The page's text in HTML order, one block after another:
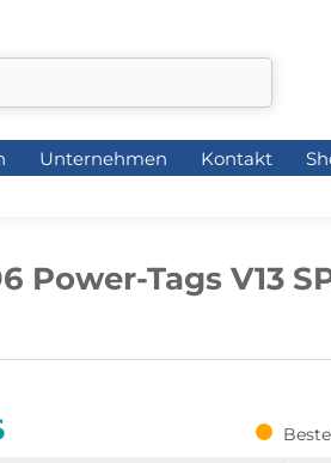
Unternehmen Kontakt
Tags V13
Unternehmen Kontakt